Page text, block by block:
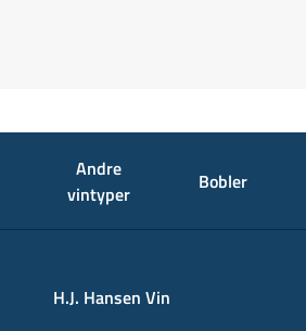
Andre
vintyper
Bobler
H.J. Hansen Vin